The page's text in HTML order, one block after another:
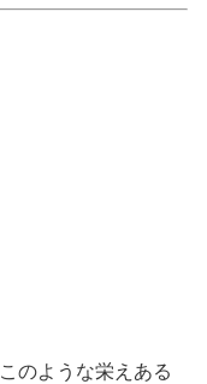
のような栄えある